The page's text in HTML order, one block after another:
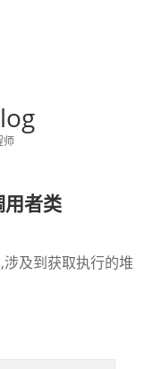
师
者类
及到获取执行的堆